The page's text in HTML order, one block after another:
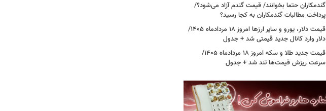
گندمکاران حتما بخوانند/ قیمت گندم آزاد می‌شود؟/
پرداخت مطالبات گندمکاران به کجا رسید؟
قیمت دلار، یورو و سایر ارزها امروز ۱۸ مردادماه ۱۴۰۵/
دلار وارد کانال جدید قیمتی شد + جدول
قیمت جدید طلا و سکه امروز ۱۸ مردادماه ۱۴۰۵/
سرعت ریزش قیمت‌ها تند شد + جدول